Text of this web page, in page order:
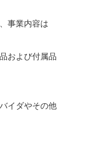
事業内容は
および付属品
イダやその他